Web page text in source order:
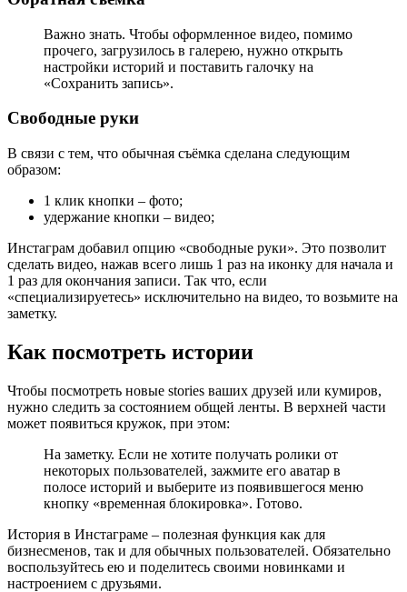
Важно знать. Чтобы оформленное видео, помимо
прочего, загрузилось в галерею, нужно открыть
настройки историй и поставить галочку на
«Сохранить запись».
Свободные руки
В связи с тем, что обычная съёмка сделана следующим
образом:
1 клик кнопки – фото;
удержание кнопки – видео;
Инстаграм добавил опцию «свободные руки». Это позволит
сделать видео, нажав всего лишь 1 раз на иконку для начала и
1 раз для окончания записи. Так что, если
«специализируетесь» исключительно на видео, то возьмите на
заметку.
Как посмотреть истории
Чтобы посмотреть новые stories ваших друзей или кумиров,
нужно следить за состоянием общей ленты. В верхней части
может появиться кружок, при этом:
На заметку. Если не хотите получать ролики от
некоторых пользователей, зажмите его аватар в
полосе историй и выберите из появившегося меню
кнопку «временная блокировка». Готово.
История в Инстаграме – полезная функция как для
бизнесменов, так и для обычных пользователей. Обязательно
воспользуйтесь ею и поделитесь своими новинками и
настроением с друзьями.